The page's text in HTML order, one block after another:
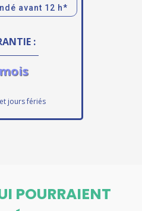
avant 12 h*
:
jours fériés
POURRAIENT